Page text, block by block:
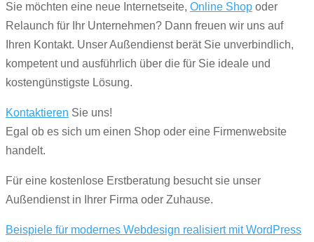
Sie möchten eine neue Internetseite, Online Shop oder
Relaunch für Ihr Unternehmen? Dann freuen wir uns auf
Ihren Kontakt. Unser Außendienst berät Sie unverbindlich,
kompetent und ausführlich über die für Sie ideale und
kostengünstigste Lösung.
Kontaktieren Sie uns!
Egal ob es sich um einen Shop oder eine Firmenwebsite
handelt.
Für eine kostenlose Erstberatung besucht sie unser
Außendienst in Ihrer Firma oder Zuhause.
Beispiele für modernes Webdesign realisiert mit WordPress